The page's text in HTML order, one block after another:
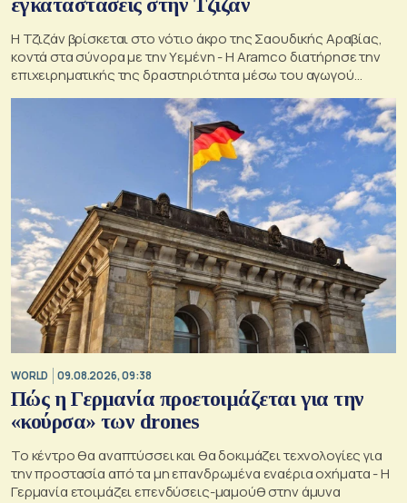
εγκαταστάσεις στην Τζιζάν
Η Τζιζάν βρίσκεται στο νότιο άκρο της Σαουδικής Αραβίας,
κοντά στα σύνορα με την Υεμένη - Η Aramco διατήρησε την
επιχειρηματικής της δραστηριότητα μέσω του αγωγού
WORLD 09.08.2026, 09:38
Πώς η Γερμανία προετοιμάζεται για την
«κούρσα» των drones
Το κέντρο θα αναπτύσσει και θα δοκιμάζει τεχνολογίες για
την προστασία από τα μη επανδρωμένα εναέρια οχήματα - Η
Γερμανία ετοιμάζει επενδύσεις-μαμούθ στην άμυνα